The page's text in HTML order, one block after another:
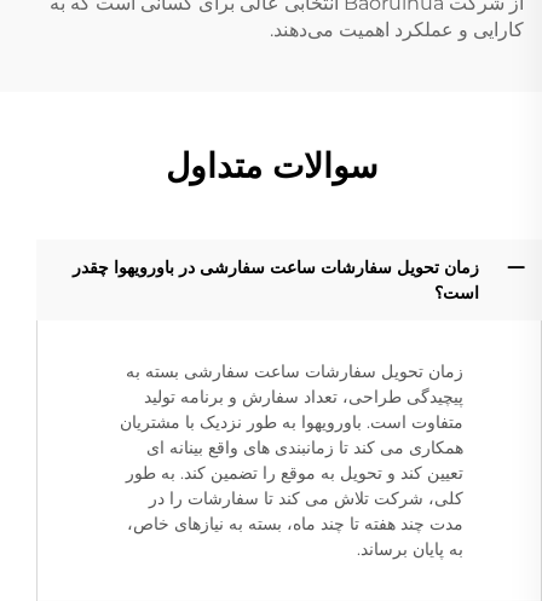
کارایی و عملکرد اهمیت می‌دهند.
سوالات متداول
زمان تحویل سفارشات ساعت سفارشی در باورویهوا چقدر
است؟
زمان تحویل سفارشات ساعت سفارشی بسته به
پیچیدگی طراحی، تعداد سفارش و برنامه تولید
متفاوت است. باورویهوا به طور نزدیک با مشتریان
همکاری می کند تا زمانبندی های واقع بینانه ای
تعیین کند و تحویل به موقع را تضمین کند. به طور
کلی، شرکت تلاش می کند تا سفارشات را در
مدت چند هفته تا چند ماه، بسته به نیازهای خاص،
به پایان برساند.